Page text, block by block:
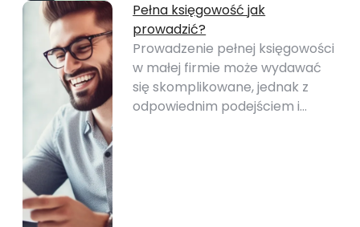
Pełna księgowość jak
prowadzić?
Prowadzenie pełnej księgowości
w małej firmie może wydawać
się skomplikowane, jednak z
odpowiednim podejściem i…